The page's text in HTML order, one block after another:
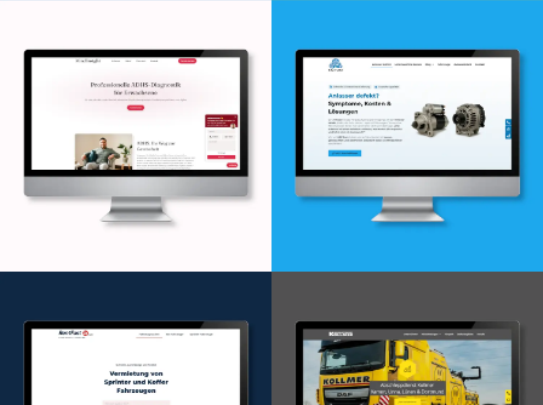
Webdesign & -entwicklung Webdesign & -entwicklung